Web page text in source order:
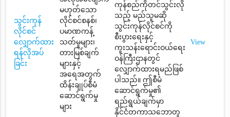
သွင်းကုန်
လိုင်စင်
လျှောက်ထား
ရန်လိုအပ်
ခြင်း
မဟုတ်သော
လိုင်စင်စနစ်၊
ပမာဏကန့်
သတ်မှုများ၊
တားမြစ်ချက်
များနှင့်
အရေအတွက်
ထိန်းချုပ်စီမံ
ဆောင်ရွက်မှု
များ
ကုန်စည်ကိုတင်သွင်းလို
သည့် မည်သူမဆို
သွင်းကုန်လိုင်စင်ကို
စီးပွားရေးနှင့်
ကူးသန်းရောင်းဝယ်ရေး
ဝန်ကြီးဌာနတွင်
လျှောက်ထားရမည်ဖြစ်
ပါသည်။ ဤစီမံ
ဆောင်ရွက်မှု၏
ရည်ရွယ်ချက်မှာ
နိုင်ငံတကာသဘောတူ
View